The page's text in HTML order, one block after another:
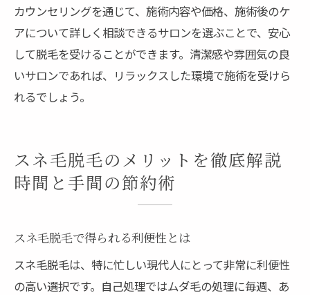
カウンセリングを通じて、施術内容や価格、施術後のケ
アについて詳しく相談できるサロンを選ぶことで、安心
して脱毛を受けることができます。清潔感や雰囲気の良
いサロンであれば、リラックスした環境で施術を受けら
れるでしょう。
スネ毛脱毛のメリットを徹底解説
時間と手間の節約術
スネ毛脱毛で得られる利便性とは
スネ毛脱毛は、特に忙しい現代人にとって非常に利便性
の高い選択です。自己処理ではムダ毛の処理に毎週、あ